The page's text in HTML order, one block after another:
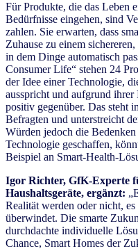
Für Produkte, die das Leben
Bedürfnisse eingehen, sind
zahlen. Sie erwarten, dass
Zuhause zu einem
in dem Dinge automatisch
Consumer Life“ stehen 24
der Idee einer Technologie,
ausspricht und aufgrund ihrer
positiv gegenüber. Das steht
Befragten und unterstreicht
Würden jedoch die
Technologie geschaffen,
Beispiel an Smart-Health-
Igor Richter, GfK-Experte
Haushaltsgeräte, ergänzt:
Realität werden oder nicht,
überwindet. Die smarte
durchdachte individuelle
Chance, Smart Homes der